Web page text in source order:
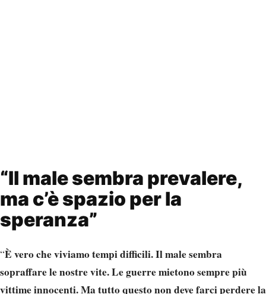
“Il male sembra prevalere,
ma c’è spazio per la
speranza”
“È vero che viviamo tempi difficili. Il male sembra
sopraffare le nostre vite. Le guerre mietono sempre più
vittime innocenti. Ma tutto questo non deve farci perdere la